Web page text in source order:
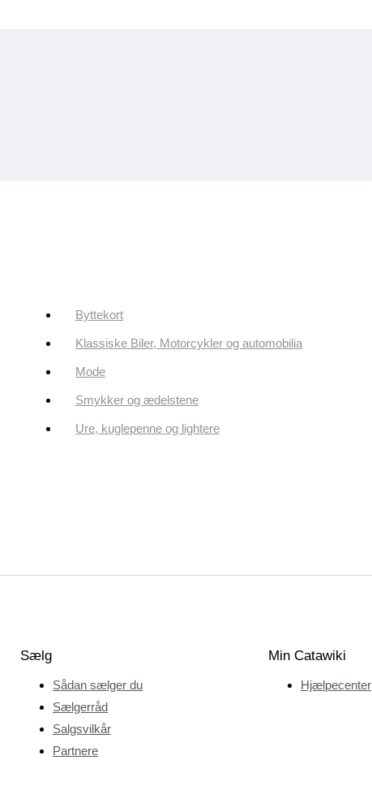
Byttekort
Klassiske Biler, Motorcykler og automobilia
Mode
Smykker og ædelstene
Ure, kuglepenne og lightere
Sælg
Sådan sælger du
Sælgerråd
Salgsvilkår
Partnere
Min Catawiki
Hjælpecenter